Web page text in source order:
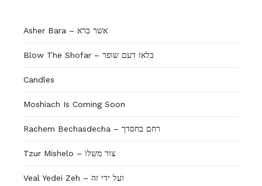
Asher Bara – אשר ברא
Blow The Shofar – בלאז דעם שופר
Candles
Moshiach Is Coming Soon
Rachem Bechasdecha – רחם בחסדך
Tzur Mishelo – צור משלו
Veal Yedei Zeh – ועל ידי זה